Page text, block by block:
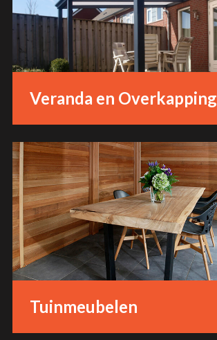
Veranda en Overkapping
Tuinmeubelen